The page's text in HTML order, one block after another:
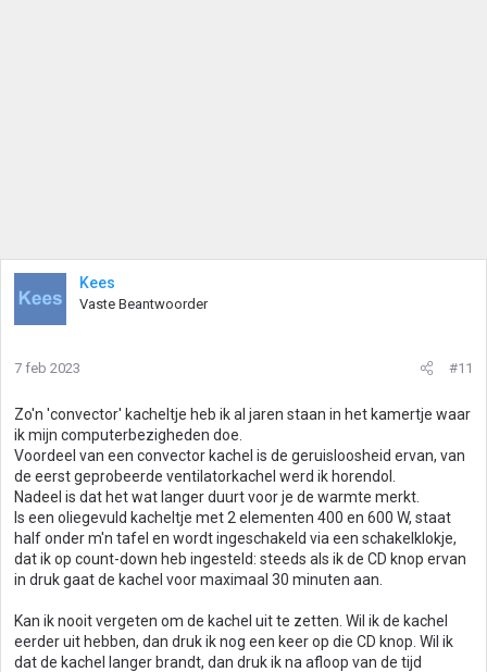
Kees
Vaste Beantwoorder
7 feb 2023 #11
Zo'n 'convector' kacheltje heb ik al jaren staan in het kamertje waar
ik mijn computerbezigheden doe.
Voordeel van een convector kachel is de geruisloosheid ervan, van
de eerst geprobeerde ventilatorkachel werd ik horendol.
Nadeel is dat het wat langer duurt voor je de warmte merkt.
Is een oliegevuld kacheltje met 2 elementen 400 en 600 W, staat
half onder m'n tafel en wordt ingeschakeld via een schakelklokje,
dat ik op count-down heb ingesteld: steeds als ik de CD knop ervan
in druk gaat de kachel voor maximaal 30 minuten aan.
Kan ik nooit vergeten om de kachel uit te zetten. Wil ik de kachel
eerder uit hebben, dan druk ik nog een keer op die CD knop. Wil ik
dat de kachel langer brandt, dan druk ik na afloop van de tijd